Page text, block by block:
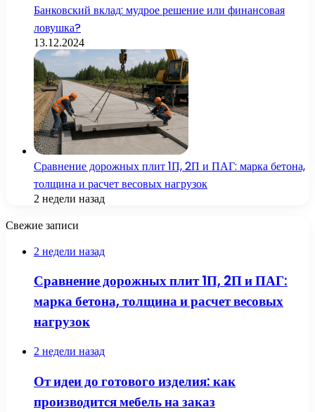
Банковский вклад: мудрое решение или финансовая
ловушка?
13.12.2024
Сравнение дорожных плит 1П, 2П и ПАГ: марка бетона,
толщина и расчет весовых нагрузок
2 недели назад
Свежие записи
2 недели назад
Сравнение дорожных плит 1П, 2П и ПАГ:
марка бетона, толщина и расчет весовых
нагрузок
2 недели назад
От идеи до готового изделия: как
производится мебель на заказ